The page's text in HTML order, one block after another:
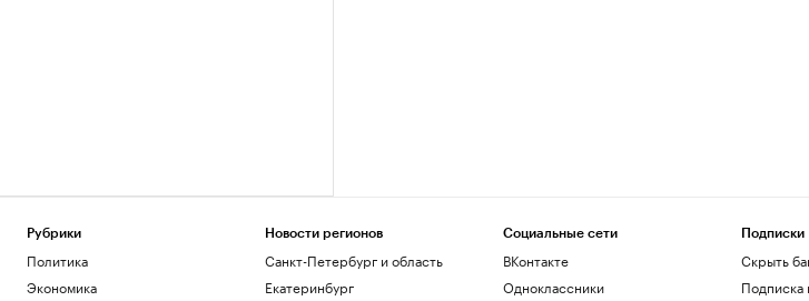
Рубрики
Политика
Экономика
Новости регионов
Санкт-Петербург и область
Екатеринбург
Социальные сети
ВКонтакте
Одноклассники
Подписки
Скрыть
Подписка